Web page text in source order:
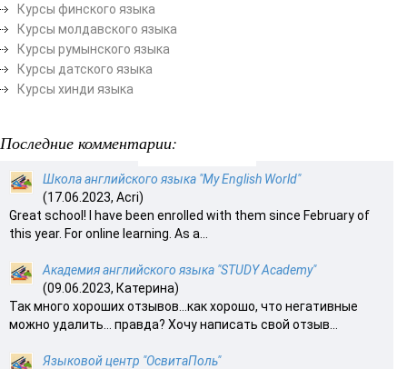
Курсы финского языка
Курсы молдавского языка
Курсы румынского языка
Курсы датского языка
Курсы хинди языка
Последние комментарии:
Школа английского языка "My English World"
(17.06.2023, Acri)
Great school! I have been enrolled with them since February of
this year. For online learning. As a...
Академия английского языка "STUDY Academy"
(09.06.2023, Катерина)
Так много хороших отзывов…как хорошо, что негативные
можно удалить… правда? Хочу написать свой отзыв...
Языковой центр "ОсвитаПоль"